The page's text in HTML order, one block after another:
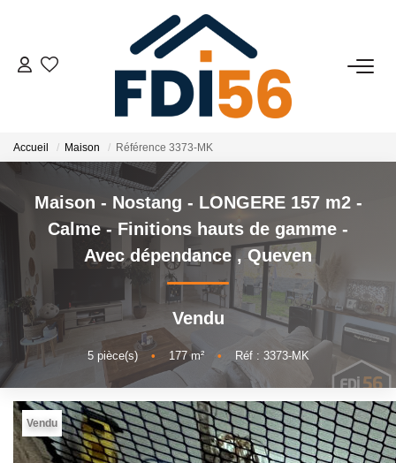
02 97 81 41 39
VENTES
Tous Nos Biens
Prestiges
Investisseurs
LOCATIONS
ESTIMATION
NOTRE AGENCE
Présentation
Accueil Maison Référence 3373-MK
Maison - Nostang - LONGERE 157 m2 -
Calme - Finitions hauts de gamme -
Avec dépendance, Queven
Vendu
5pièce(s) • 177m² • Réf : 3373-MK
Vendu